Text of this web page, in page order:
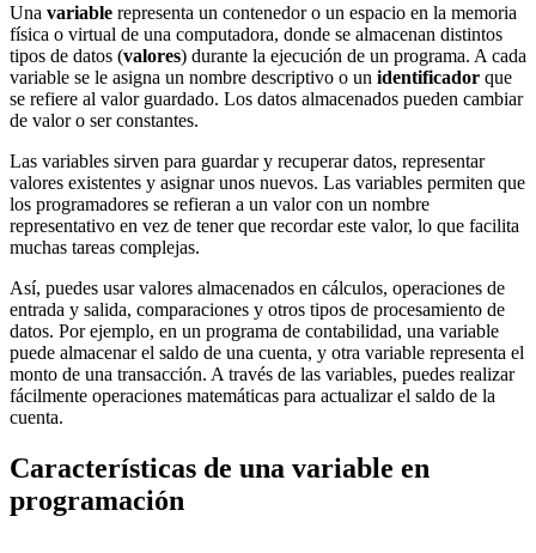
Una variable representa un contenedor o un espacio en la memoria
física o virtual de una computadora, donde se almacenan distintos
tipos de datos (valores) durante la ejecución de un programa. A cada
variable se le asigna un nombre descriptivo o un identificador que
se refiere al valor guardado. Los datos almacenados pueden cambiar
de valor o ser constantes.
Las variables sirven para guardar y recuperar datos, representar
valores existentes y asignar unos nuevos. Las variables permiten que
los programadores se refieran a un valor con un nombre
representativo en vez de tener que recordar este valor, lo que facilita
muchas tareas complejas.
Así, puedes usar valores almacenados en cálculos, operaciones de
entrada y salida, comparaciones y otros tipos de procesamiento de
datos. Por ejemplo, en un programa de contabilidad, una variable
puede almacenar el saldo de una cuenta, y otra variable representa el
monto de una transacción. A través de las variables, puedes realizar
fácilmente operaciones matemáticas para actualizar el saldo de la
cuenta.
Características de una variable en
programación